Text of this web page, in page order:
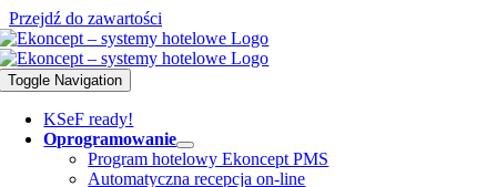
Przejdź do zawartości
Toggle Navigation
KSeF ready!
Oprogramowanie
Program hotelowy Ekoncept PMS
Automatyczna recepcja on-line